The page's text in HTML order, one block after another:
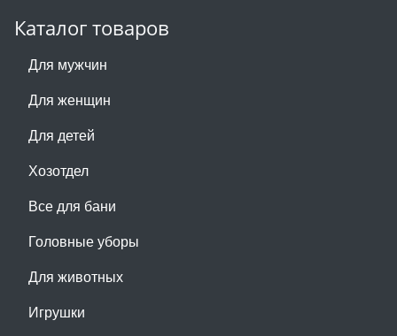
Каталог товаров
Для мужчин
Для женщин
Для детей
Хозотдел
Все для бани
Головные уборы
Для животных
Игрушки